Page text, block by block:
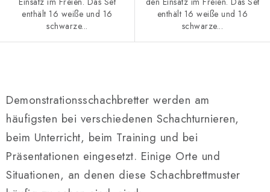
enthält 16 weiße und 16
schwarze...
enthält 16 weiße und 16
schwarze...
t
e
u
e
r
e
Demonstrationsschachbretter werden am
häufigsten bei verschiedenen Schachturnieren,
beim Unterricht, beim Training und bei
Präsentationen eingesetzt. Einige Orte und
Situationen, an denen diese Schachbrettmuster